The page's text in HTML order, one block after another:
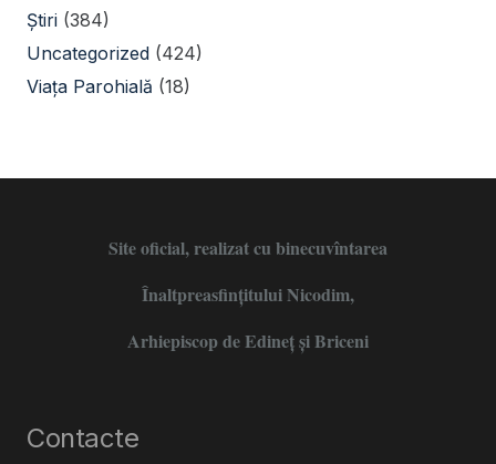
Știri (384)
Uncategorized (424)
Viața Parohială (18)
Site oficial, realizat cu binecuvîntarea
Înaltpreasfințitului Nicodim,
Arhiepiscop de Edineţ şi Briceni
Contacte